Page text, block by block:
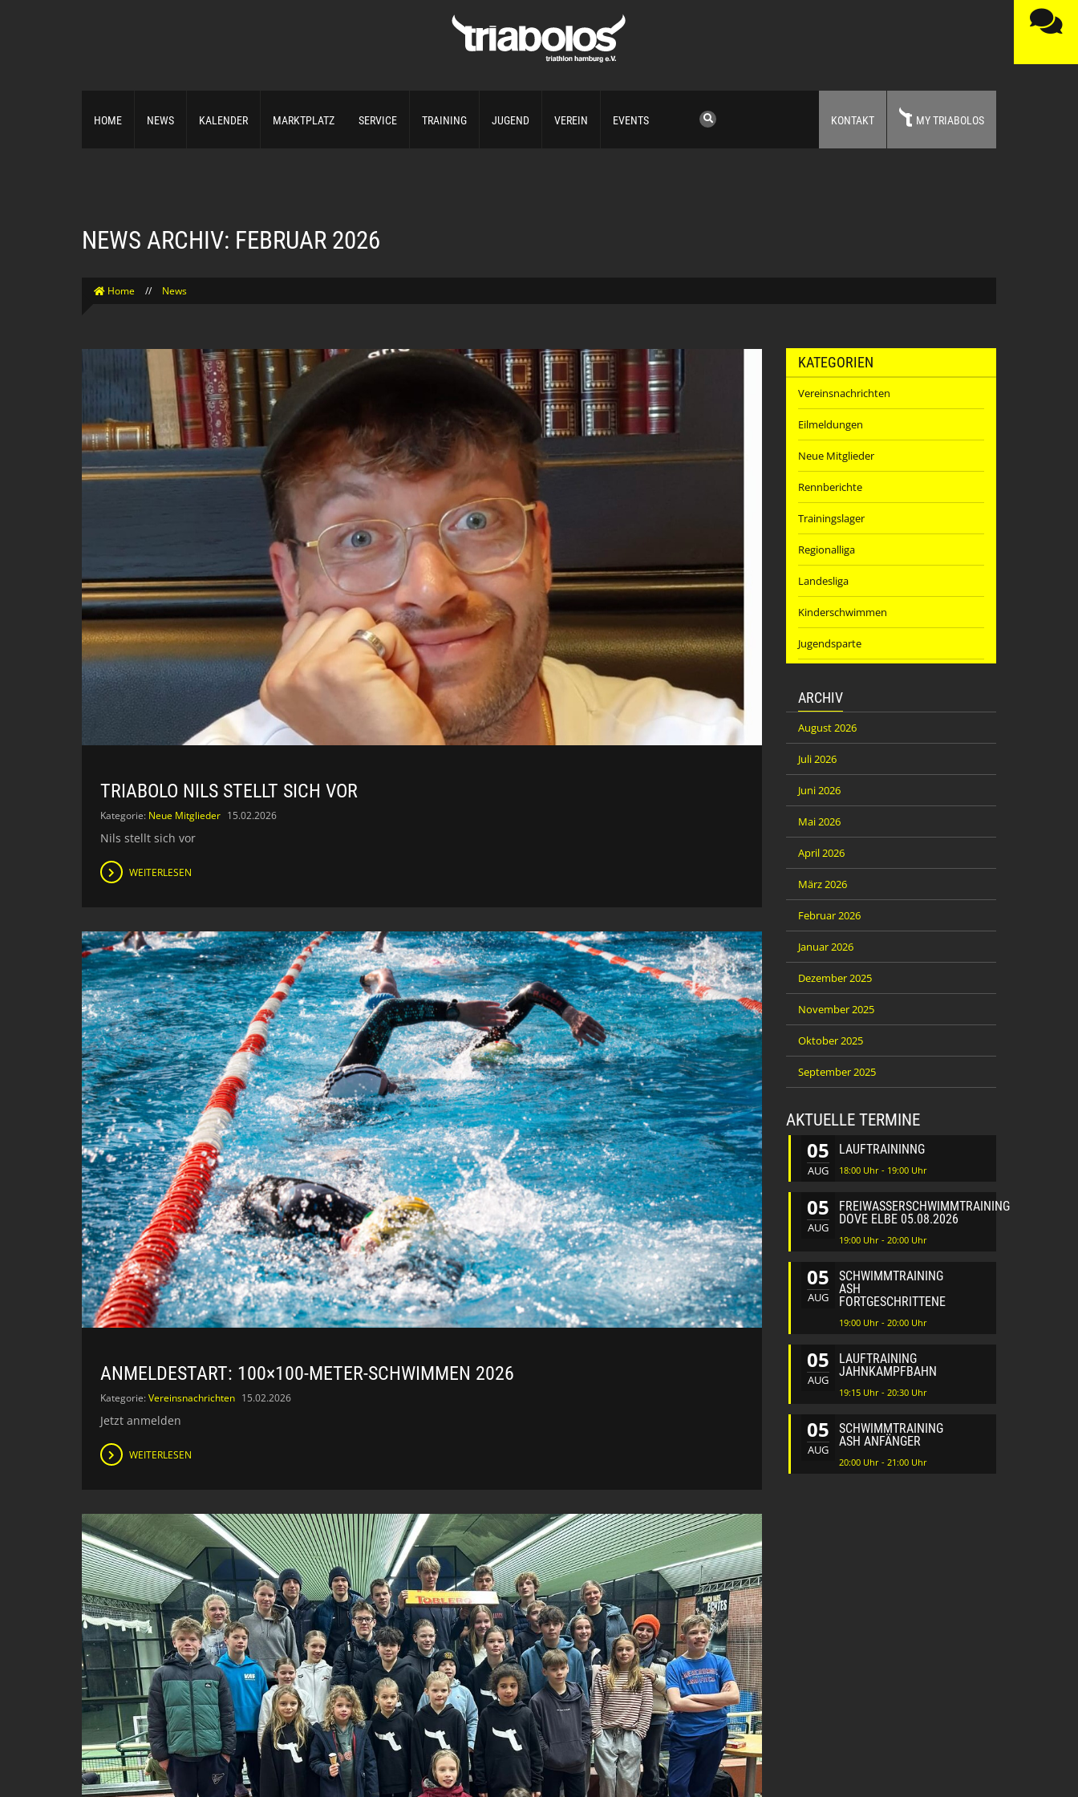
HOME NEWS KALENDER MARKTPLATZ SERVICE TRAINING JUGEND VEREIN EVENTS KONTAKT MY TRIABOLOS
Home // News
NEWS ARCHIV: FEBRUAR 2026
TRIABOLO NILS STELLT SICH VOR
Kategorie: Neue Mitglieder 15.02.2026
Nils stellt sich vor
WEITERLESEN
ANMELDESTART: 100×100-METER-SCHWIMMEN 2026
Kategorie:Vereinsnachrichten 15.02.2026
Jetzt anmelden
WEITERLESEN
KATEGORIEN
Vereinsnachrichten
Eilmeldungen
Neue Mitglieder
Rennberichte
Trainingslager
Regionalliga
Landesliga
Kinderschwimmen
Jugendsparte
ARCHIV
August 2026
Juli 2026
Juni 2026
Mai 2026
April 2026
März 2026
Februar 2026
Januar 2026
Dezember 2025
November 2025
Oktober 2025
September 2025
AKTUELLE TERMINE
05
AUG
LAUFTRAININNG
18:00 Uhr - 19:00 Uhr
05
AUG
FREIWASSERSCHWIMMTRAINING
DOVE ELBE 05.08.2026
19:00 Uhr - 20:00 Uhr
05
AUG
SCHWIMMTRAINING
ASH
FORTGESCHRITTENE
19:00 Uhr - 20:00 Uhr
05
AUG
LAUFTRAINING
JAHNKAMPFBAHN
19:15 Uhr - 20:30 Uhr
05
AUG
SCHWIMMTRAINING
ASH ANFÄNGER
20:00 Uhr - 21:00 Uhr